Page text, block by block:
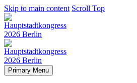
Skip to main content Scroll Top
Primary Menu